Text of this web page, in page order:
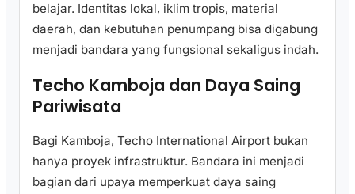
belajar. Identitas lokal, iklim tropis, material
daerah, dan kebutuhan penumpang bisa digabung
menjadi bandara yang fungsional sekaligus indah.
Techo Kamboja dan Daya Saing
Pariwisata
Bagi Kamboja, Techo International Airport bukan
hanya proyek infrastruktur. Bandara ini menjadi
bagian dari upaya memperkuat daya saing